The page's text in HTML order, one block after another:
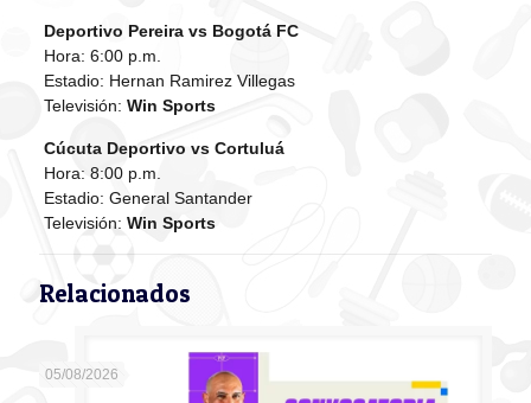
Deportivo Pereira vs Bogotá FC
Hora: 6:00 p.m.
Estadio: Hernan Ramirez Villegas
Televisión: Win Sports
Cúcuta Deportivo vs Cortuluá
Hora: 8:00 p.m.
Estadio: General Santander
Televisión: Win Sports
Relacionados
05/08/2026